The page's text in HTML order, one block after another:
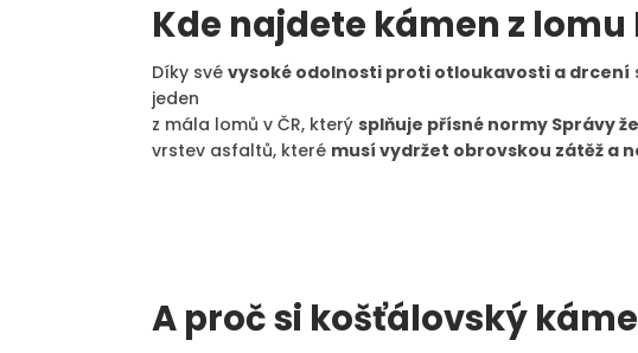
Kde najdete kámen z lomu
Díky své vysoké odolnosti proti otloukavosti a drcení
jeden
z mála lomů v ČR, který splňuje přísné normy Správy
vrstev asfaltů, které musí vydržet obrovskou zátěž a
A proč si košťálovský